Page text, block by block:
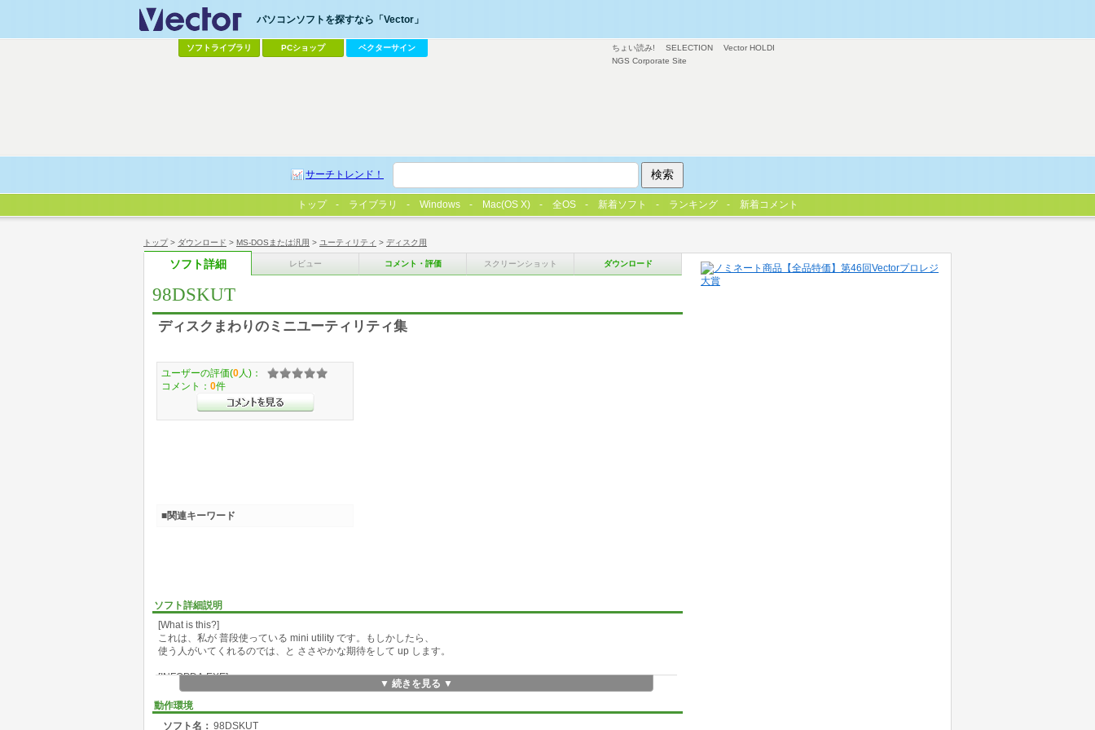
トップ> ダウンロード > MS-DOSまたは汎用 > ユーティリティ > ディスク用
ソフト詳細 レビュー コメント・評価 スクリーンショット ダウンロード
98DSKUT
ディスクまわりのミニユーティリティ集
ソフト詳細説明
[What is this?]
これは、私が 普段使っている mini utility です。もしかしたら、
使う人がいてくれるのでは、と ささやかな期待をして up します。
[INFOPDA.EXE]
98DOS 内部テーブルを参照して、ドライブに対応するデバイスの
BIOS管理番号 である PDA(Physical Disk Adderssの略) を表示しま
す。
▼ 続きを見る ▼
動作環境
ソフト名： 98DSKUT
ユーザーの評価(0 人)：
コメント： 0件
■関連キーワード
ちょい読み! SELECTION
Vector HOLDI
NGS Corporate Site
パソコンソフトを探すなら「Vector」
ソフトライブラリ PCショップ ベクターサイン
サーチトレンド！
トップ ライブラリ Windows Mac(OS X) 全OS 新着ソフト ランキング 新着コメント